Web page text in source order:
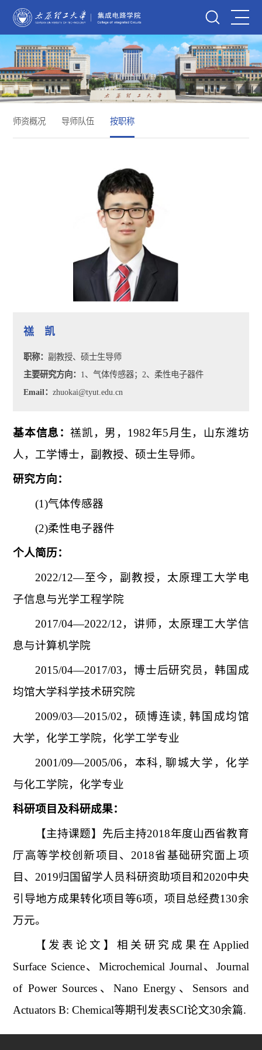
师资概况 导师队伍 按职称
禚 凯
职称： 副教授、硕士生导师
主要研究方向： 1、气体传感器；2、柔性电子器件
Email：zhuokai@tyut.edu.cn
基本信息：禚凯，男，1982年5月生，山东潍坊
人，工学博士，副教授、硕士生导师。
研究方向：
(1)气体传感器
(2)柔性电子器件
个人简历：
2022/12—至今，副教授，太原理工大学电
子信息与光学工程学院
2017/04—2022/12，讲师，太原理工大学信
息与计算机学院
2015/04—2017/03，博士后研究员，韩国成
均馆大学科学技术研究院
2009/03—2015/02，硕博连读, 韩国成均馆
大学，化学工学院，化学工学专业
2001/09—2005/06，本科, 聊城大学，化学
与化工学院，化学专业
科研项目及科研成果：
【主持课题】先后主持2018年度山西省教育
厅高等学校创新项目、2018省基础研究面上项
目、2019归国留学人员科研资助项目和2020中央
引导地方成果转化项目等6项，项目总经费130余
万元。
【发表论文 】 相关研究成果在Applied
Surface Science、Microchemical Journal、Journal
of Power Sources、Nano Energy、Sensors and
Actuators B: Chemical等期刊发表SCI论文30余篇.